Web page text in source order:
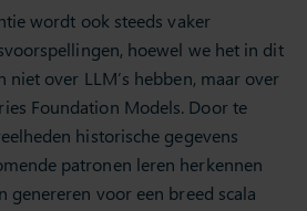
wordt ook steeds vaker
hoewel we het in dit
niet over LLM’s hebben, maar over
Foundation Models. Door te
historische gegevens
patronen leren herkennen
genereren voor een breed scala